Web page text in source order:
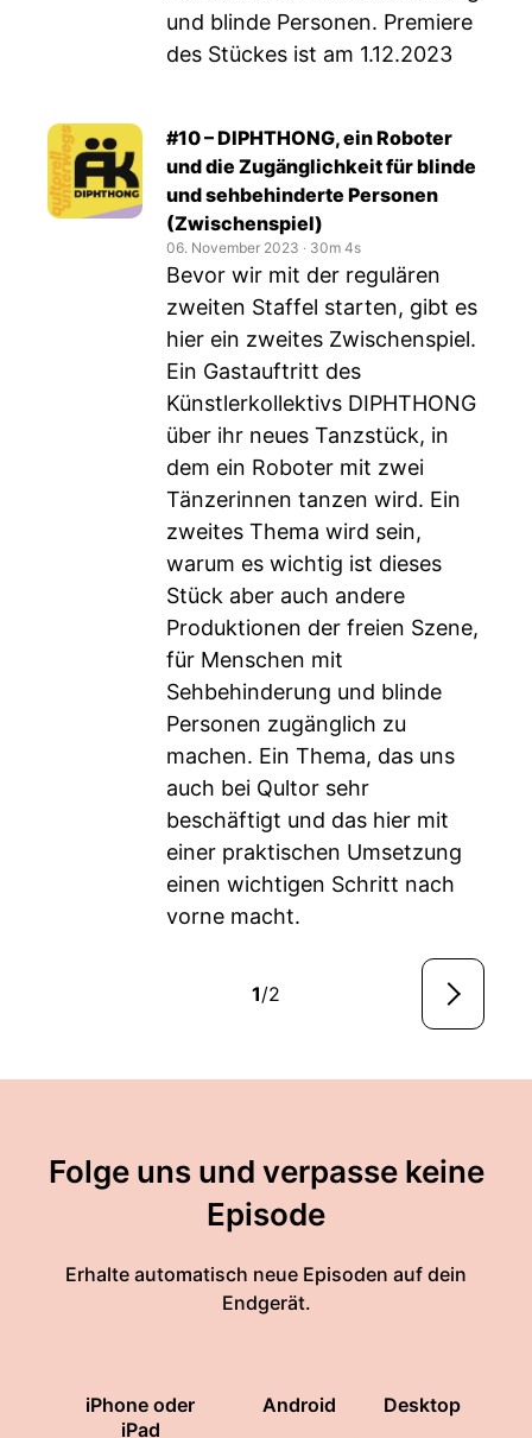
und blinde Personen. Premiere
des Stückes ist am 1.12.2023
#10 – DIPHTHONG, ein Roboter
und die Zugänglichkeit für blinde
und sehbehinderte Personen
(Zwischenspiel)
06. November 2023 ‧ 30m 4s
Bevor wir mit der regulären
zweiten Staffel starten, gibt es
hier ein zweites Zwischenspiel.
Ein Gastauftritt des
Künstlerkollektivs DIPHTHONG
über ihr neues Tanzstück, in
dem ein Roboter mit zwei
Tänzerinnen tanzen wird. Ein
zweites Thema wird sein,
warum es wichtig ist dieses
Stück aber auch andere
Produktionen der freien Szene,
für Menschen mit
Sehbehinderung und blinde
Personen zugänglich zu
machen. Ein Thema, das uns
auch bei Qultor sehr
beschäftigt und das hier mit
einer praktischen Umsetzung
einen wichtigen Schritt nach
vorne macht.
1/2
Folge uns und verpasse keine
Episode
Erhalte automatisch neue Episoden auf dein
Endgerät.
iPhone oder
iPad
Android Desktop